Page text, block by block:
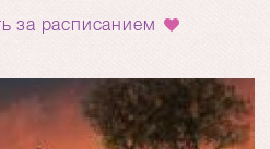
за расписанием